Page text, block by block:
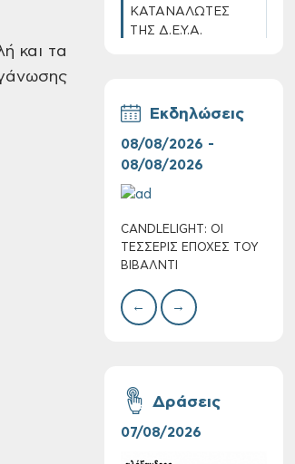
και τα
ΚΑΤΑΝΑΛΩΤΕΣ
ΤΗΣ Δ.Ε.Υ.Α.
Πολύ Υψηλός
Κίνδυνος Πυρκαγιάς
Αυγούστου 2026
Εκδηλώσεις
08/08/2026 -
08/08/2026
CANDLELIGHT: ΟΙ
ΤΕΣΣΕΡΙΣ ΕΠΟΧΕΣ ΤΟΥ
ΒΙΒΑΛΝΤΙ
← →
Δράσεις
07/08/2026